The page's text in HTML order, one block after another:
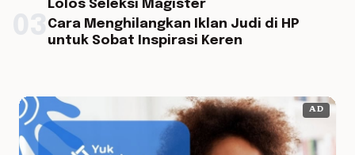
Lolos Seleksi Magister
Cara Menghilangkan Iklan Judi di HP
untuk Sobat Inspirasi Keren
AD